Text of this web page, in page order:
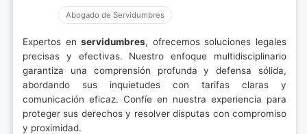
Abogado de Servidumbres
Expertos enservidumbres, ofrecemos soluciones legales
precisas y efectivas. Nuestro enfoque multidisciplinario
garantiza una comprensión profunda y defensa sólida,
abordando sus inquietudes con tarifas claras y
comunicación eficaz. Confíe en nuestra experiencia para
proteger sus derechos y resolver disputas con compromiso
y proximidad.